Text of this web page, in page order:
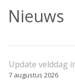
Nieuws
Update velddag
7 augustus 2026